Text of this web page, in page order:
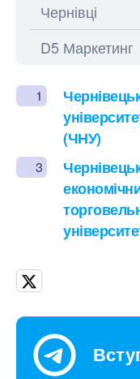
1
(ЧНУ)
3